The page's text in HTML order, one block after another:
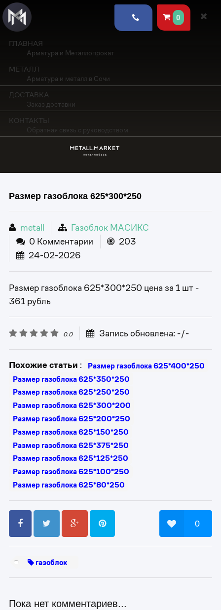
0
ГЛАВНАЯ
Арматура и Металлопрокат
МЕТАЛЛ
Арматура и металл в Сочи
ДОСТАВКА
Заказ доставки
КОНТАКТЫ
Обратная связь с руководством
Размер газоблока 625*300*250
metall
Газоблок МАСИКС
0 Комментарии
203
24-02-2026
Размер газоблока 625*300*250 цена за 1 шт -
361 рубль
0.0 Запись обновлена: -/-
Похожие статьи :
Размер газоблока 625*400*250
Размер газоблока 625*350*250
Размер газоблока 625*250*250
Размер газоблока 625*300*200
Размер газоблока 625*200*250
Размер газоблока 625*150*250
Размер газоблока 625*375*250
Размер газоблока 625*125*250
Размер газоблока 625*100*250
Размер газоблока 625*80*250
0
газоблок
Пока нет комментариев...